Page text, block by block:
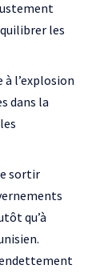
les
l’explosion
dans la
sortir
qu’à